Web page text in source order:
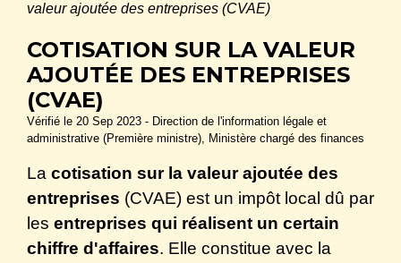
valeur ajoutée des entreprises (CVAE)
COTISATION SUR LA VALEUR
AJOUTÉE DES ENTREPRISES
(CVAE)
Vérifié le 20 Sep 2023 - Direction de l'information légale et
administrative (Première ministre), Ministère chargé des finances
La cotisation sur la valeur ajoutée des
entreprises (CVAE) est un impôt local dû par
les entreprises qui réalisent un certain
chiffre d'affaires. Elle constitue avec la